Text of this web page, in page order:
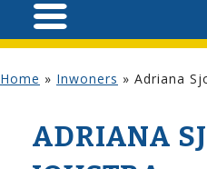
Home » Inwoners » Adriana
ADRIANA